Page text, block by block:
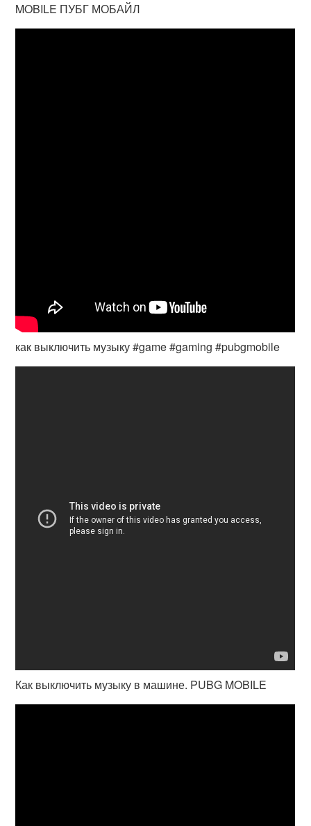
MOBILE ПУБГ МОБАЙЛ
как выключить музыку #game #gaming #pubgmobile
Как выключить музыку в машине. PUBG MOBILE